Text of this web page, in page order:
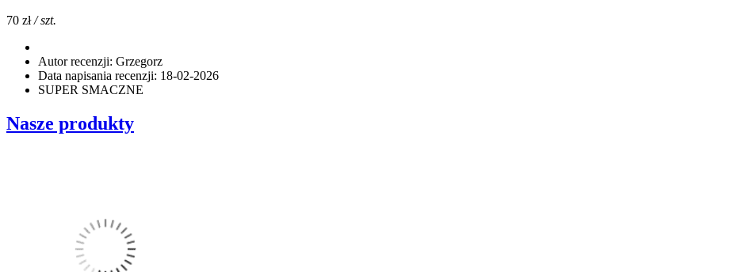
70 zł / szt.
Autor recenzji: Grzegorz
Data napisania recenzji: 18-02-2026
SUPER SMACZNE
Nasze produkty